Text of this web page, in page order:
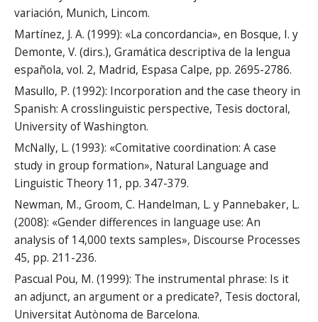
variación, Munich, Lincom.
Martínez, J. A. (1999): «La concordancia», en Bosque, I. y
Demonte, V. (dirs.), Gramática descriptiva de la lengua
española, vol. 2, Madrid, Espasa Calpe, pp. 2695-2786.
Masullo, P. (1992): Incorporation and the case theory in
Spanish: A crosslinguistic perspective, Tesis doctoral,
University of Washington.
McNally, L. (1993): «Comitative coordination: A case
study in group formation», Natural Language and
Linguistic Theory 11, pp. 347-379.
Newman, M., Groom, C. Handelman, L. y Pannebaker, L.
(2008): «Gender differences in language use: An
analysis of 14,000 texts samples», Discourse Processes
45, pp. 211-236.
Pascual Pou, M. (1999): The instrumental phrase: Is it
an adjunct, an argument or a predicate?, Tesis doctoral,
Universitat Autònoma de Barcelona.